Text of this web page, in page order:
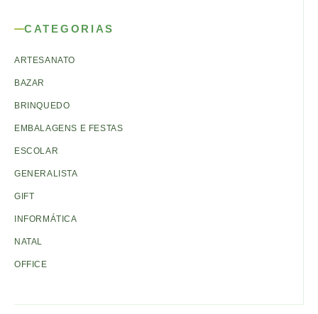
CATEGORIAS
ARTESANATO
BAZAR
BRINQUEDO
EMBALAGENS E FESTAS
ESCOLAR
GENERALISTA
GIFT
INFORMÁTICA
NATAL
OFFICE